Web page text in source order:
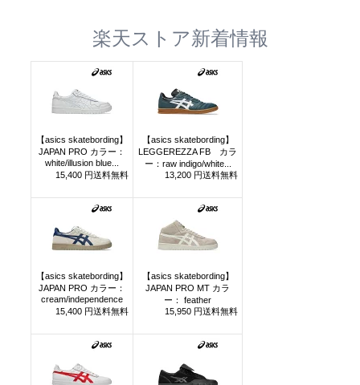
楽天ストア新着情報